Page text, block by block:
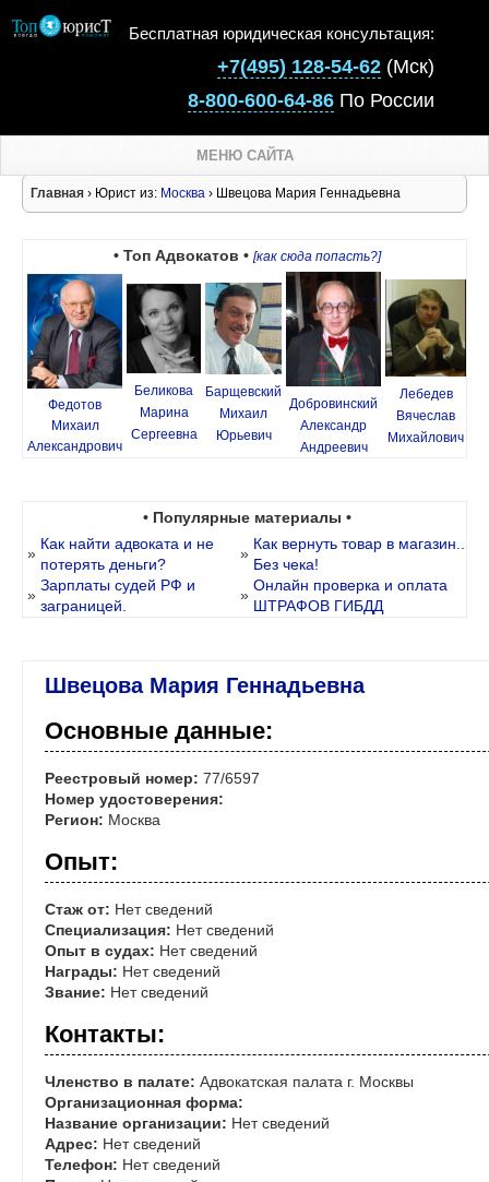
Бесплатная юридическая консультация:
+7(495) 128-54-62 (Мск)
8-800-600-64-86 По России
МЕНЮ САЙТА
Главная › Юрист из: Москва › Швецова Мария Геннадьевна
• Топ Адвокатов • [как сюда попасть?]
Федотов
Михаил
Александрович
Беликова
Марина
Сергеевна
Барщевский
Михаил
Юрьевич
Добровинский
Александр
Андреевич
Лебедев
Вячеслав
Михайлович
• Популярные материалы •
»
Как найти адвоката и не
потерять деньги?
»
Как вернуть товар в магазин..
Без чека!
»
Зарплаты судей РФ и
заграницей.
»
Онлайн проверка и оплата
ШТРАФОВ ГИБДД
Швецова Мария Геннадьевна
Основные данные:
Реестровый номер: 77/6597
Номер удостоверения:
Регион: Москва
Опыт:
Стаж от: Нет сведений
Специализация: Нет сведений
Опыт в судах: Нет сведений
Награды: Нет сведений
Звание: Нет сведений
Контакты:
Членство в палате: Адвокатская палата г. Москвы
Организационная форма:
Название организации: Нет сведений
Адрес: Нет сведений
Телефон: Нет сведений